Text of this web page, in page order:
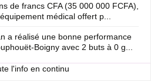
de francs CFA (35 000 000 FCFA),
médical offert p...
a réalisé une bonne performance
Boigny avec 2 buts à 0 g...
l'info en continu